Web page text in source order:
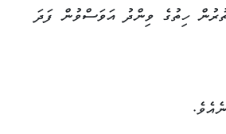
ހިތުގެ ވިންދު އަވަސްވުން ފަދަ